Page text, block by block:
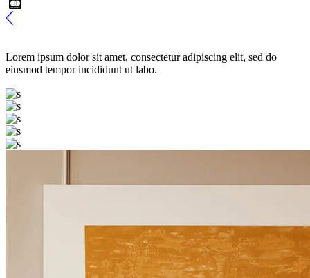
Lorem ipsum dolor sit amet, consectetur adipiscing elit, sed do
eiusmod tempor incididunt ut labo.